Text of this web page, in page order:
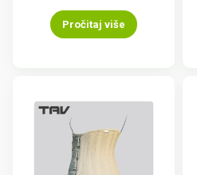
Pročitaj više